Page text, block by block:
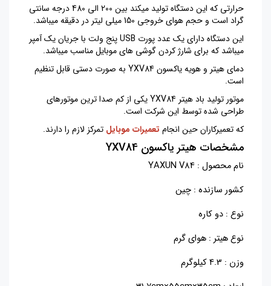
حرارتی که این دستگاه تولید میکند بین 200 الی 480 درجه سانتی
گراد است و حجم هوای خروجی 150 میلی لیتر در دقیقه میباشد.
این دستگاه دارای یک عدد پورت USB پنج ولت با جریان یک آمپر
میباشد که برای شارژ کردن گوشی های موبایل مناسب میباشد.
دمای هیتر و هویه یاکسون YXV84 به صورت دستی قابل تنظیم
است.
موتور تولید باد هیتر YXV84 یکی از کم صدا ترین موتورهای
طراحی شده توسط این شرکت است.
که تعمیرکاران حین انجام تعمیرات موبایل تمرکز لازم را دارند.
مشخصات هیتر یاکسون YXV84
نام محصول : YAXUN V84
کشور سازنده : چین
نوع : دو کاره
نوع هیتر : هوای گرم
وزن : 4.3 کیلوگرم